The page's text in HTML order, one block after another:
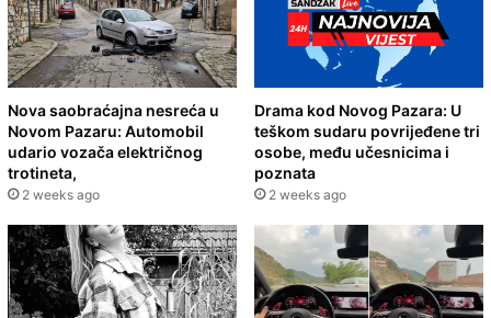
Nova saobraćajna nesreća u
Novom Pazaru: Automobil
udario vozača električnog
trotineta,
2 weeks ago
Drama kod Novog Pazara: U
teškom sudaru povrijeđene tri
osobe, među učesnicima i
poznata
2 weeks ago